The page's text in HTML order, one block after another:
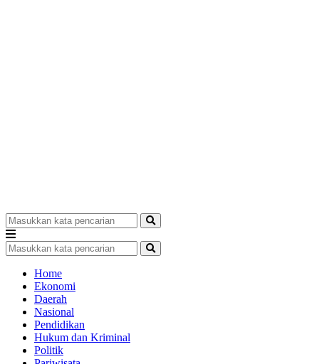
Home
Ekonomi
Daerah
Nasional
Pendidikan
Hukum dan Kriminal
Politik